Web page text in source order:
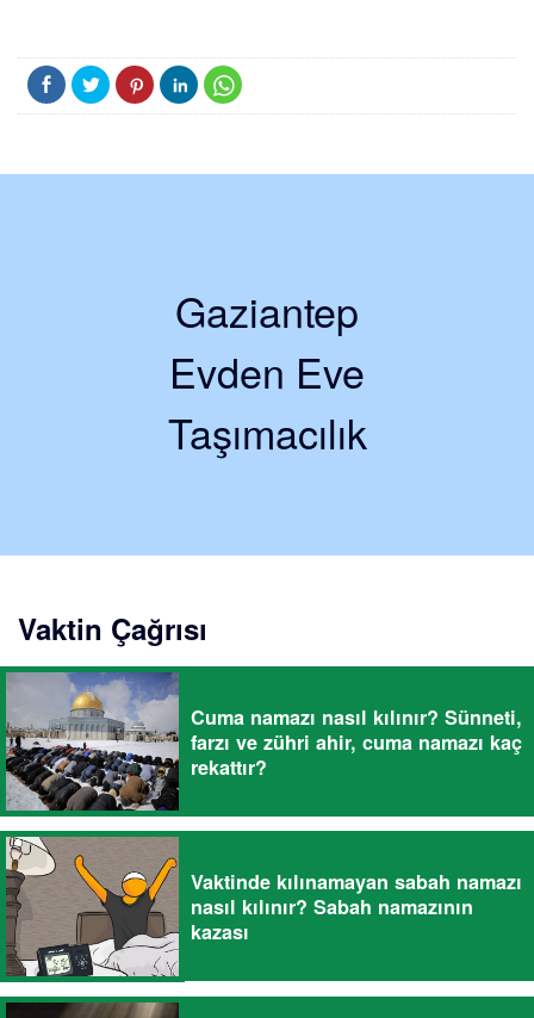
Gaziantep
Evden Eve
Taşımacılık
Vaktin Çağrısı
Cuma namazı nasıl kılınır? Sünneti,
farzı ve zühri ahir, cuma namazı kaç
rekattır?
Vaktinde kılınamayan sabah namazı
nasıl kılınır? Sabah namazının
kazası